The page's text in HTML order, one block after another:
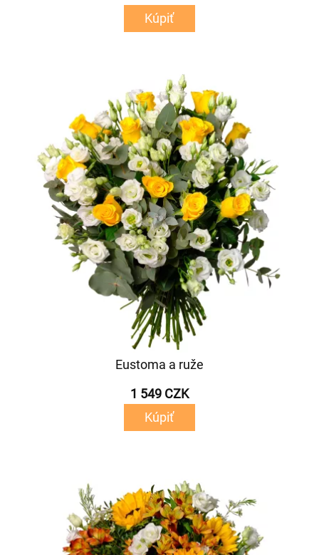
Kúpiť
Eustoma a ruže
1 549 CZK
Kúpiť